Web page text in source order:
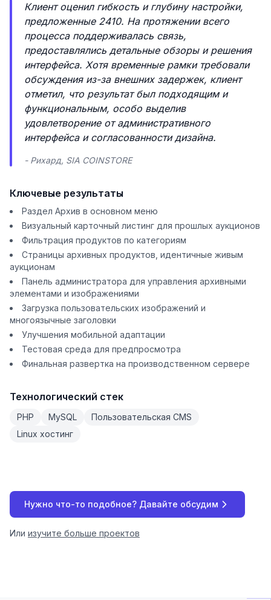
Клиент оценил гибкость и глубину настройки,
предложенные 2410. На протяжении всего
процесса поддерживалась связь,
предоставлялись детальные обзоры и решения
интерфейса. Хотя временные рамки требовали
обсуждения из-за внешних задержек, клиент
отметил, что результат был подходящим и
функциональным, особо выделив
удовлетворение от административного
интерфейса и согласованности дизайна.
- Рихард, SIA COINSTORE
Ключевые результаты
Раздел Архив в основном меню
Визуальный карточный листинг для прошлых аукционов
Фильтрация продуктов по категориям
Страницы архивных продуктов, идентичные живым
аукционам
Панель администратора для управления архивными
элементами и изображениями
Загрузка пользовательских изображений и
многоязычные заголовки
Улучшения мобильной адаптации
Тестовая среда для предпросмотра
Финальная развертка на производственном сервере
Технологический стек
PHP MySQL
Пользовательская CMS
Linux хостинг
Нужно что-то подобное? Давайте обсудим
Или изучите больше проектов